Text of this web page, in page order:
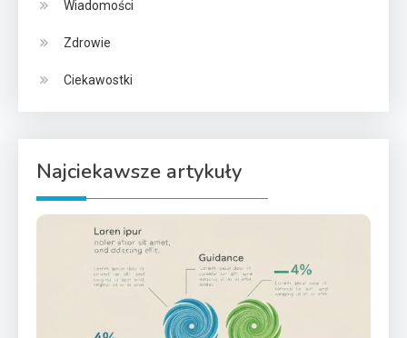
Wiadomości
Zdrowie
Ciekawostki
Najciekawsze artykuły